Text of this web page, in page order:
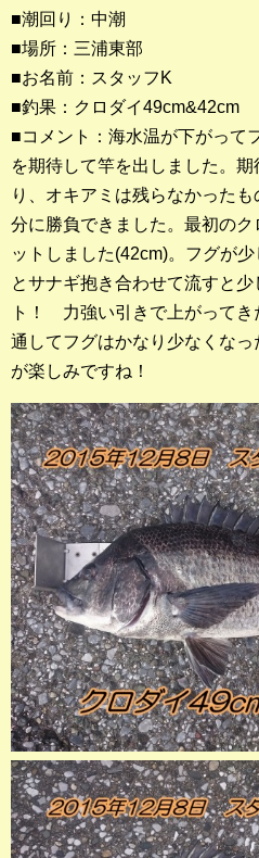
■潮回り：中潮
■場所：三浦東部
■お名前：スタッフK
■釣果：クロダイ49cm&42cm
■コメント：海水温が下がって
を期待して竿を出しました。
り、オキアミは残らなかった
分に勝負できました。最初の
ットしました(42cm)。フグが
とサナギ抱き合わせて流すと
ト！ 力強い引きで上がってき
通してフグはかなり少なくな
が楽しみですね！
その他の釣り
釣果ランキング
2023年 クロダイ部門
2023年 メジナ部門
歴代釣果ランキング
クロダイ部門
メジナ部門
シロギス部門
過去の釣果ランキング
ブログ・釣行記
スタッフブログ
店長釣行記
スタッフ釣行記
釣果投稿フォーム
お問い合わせ